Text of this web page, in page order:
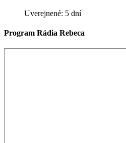
Uverejnené: 5 dní
Program Rádia Rebeca